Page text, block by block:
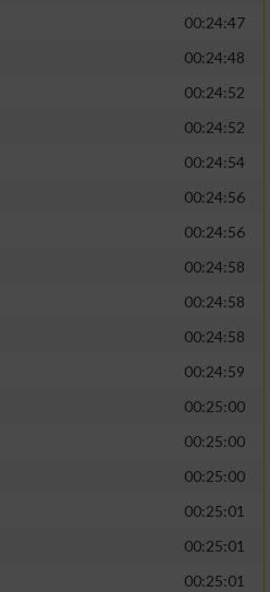
00:24:47
00:24:48
00:24:52
00:24:52
00:24:54
00:24:56
00:24:56
00:24:58
00:24:58
00:24:58
00:24:59
00:25:00
00:25:00
00:25:00
00:25:01
00:25:01
00:25:01